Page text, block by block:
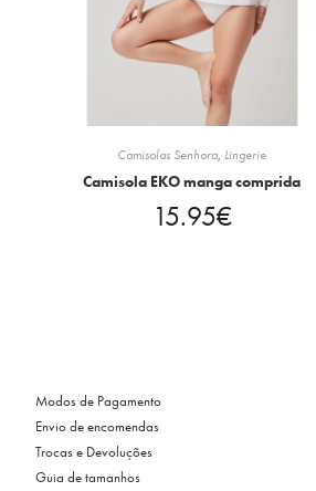
Camisolas Senhora, Lingerie
Camisola EKO manga comprida
15.95€
Modos de Pagamento
Envio de encomendas
Trocas e Devoluções
Guia de tamanhos